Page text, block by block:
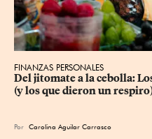
FINANZAS PERSONALES
Del jitomate a la cebolla:
(y los que dieron un
Por Carolina Aguilar Carrasco